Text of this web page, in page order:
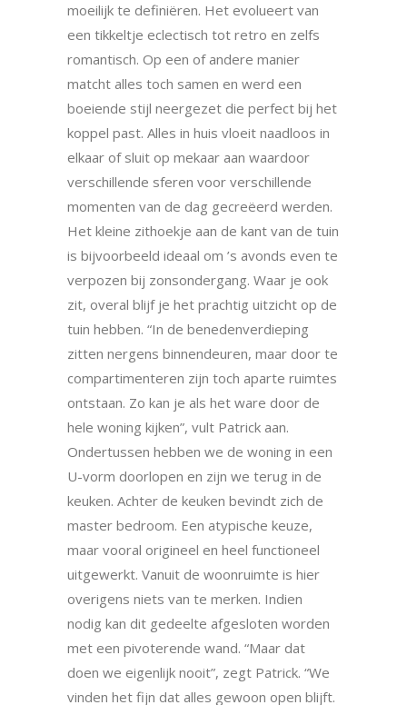
moeilijk te definiëren. Het evolueert van
een tikkeltje eclectisch tot retro en zelfs
romantisch. Op een of andere manier
matcht alles toch samen en werd een
boeiende stijl neergezet die perfect bij het
koppel past. Alles in huis vloeit naadloos in
elkaar of sluit op mekaar aan waardoor
verschillende sferen voor verschillende
momenten van de dag gecreëerd werden.
Het kleine zithoekje aan de kant van de tuin
is bijvoorbeeld ideaal om ’s avonds even te
verpozen bij zonsondergang. Waar je ook
zit, overal blijf je het prachtig uitzicht op de
tuin hebben. “In de benedenverdieping
zitten nergens binnendeuren, maar door te
compartimenteren zijn toch aparte ruimtes
ontstaan. Zo kan je als het ware door de
hele woning kijken”, vult Patrick aan.
Ondertussen hebben we de woning in een
U-vorm doorlopen en zijn we terug in de
keuken. Achter de keuken bevindt zich de
master bedroom. Een atypische keuze,
maar vooral origineel en heel functioneel
uitgewerkt. Vanuit de woonruimte is hier
overigens niets van te merken. Indien
nodig kan dit gedeelte afgesloten worden
met een pivoterende wand. “Maar dat
doen we eigenlijk nooit”, zegt Patrick. “We
vinden het fijn dat alles gewoon open blijft.